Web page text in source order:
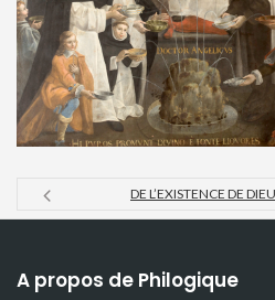
DE L’EXISTENCE DE
A propos de Philogique